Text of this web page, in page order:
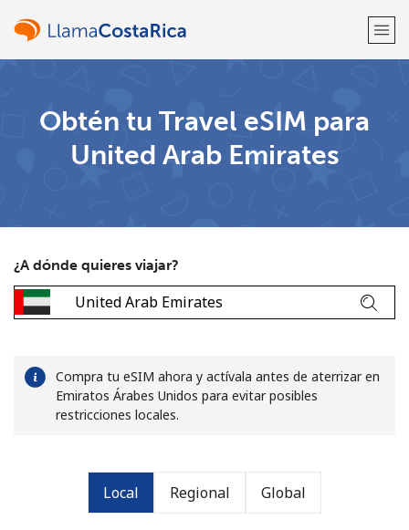
¿Ya tienes una cuenta? Inicia sesión →
o
Obtén tu Travel eSIM para
United Arab Emirates
¿A dónde quieres viajar?
Compra tu eSIM ahora y actívala antes de aterrizar en
Emiratos Árabes Unidos para evitar posibles
restricciones locales.
Local Regional Global